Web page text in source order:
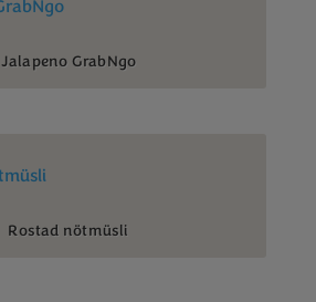
Jalapeno GrabNgo
Rostad nötmüsli